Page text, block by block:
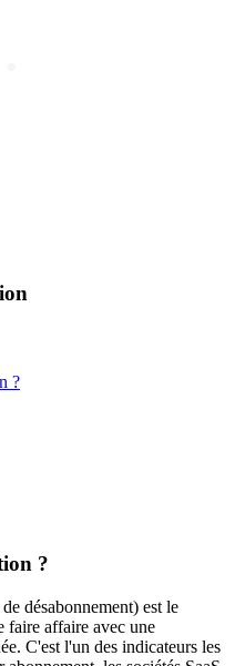
?
?
désabonnement) est le
faire affaire avec une
C'est l'un des indicateurs les